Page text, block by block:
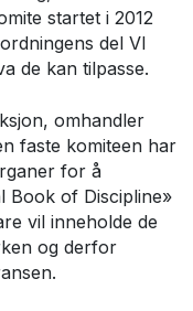
startet i 2012
del VI
de kan tilpasse.
omhandler
faste komiteen har
for å
Book of Discipline»
vil inneholde de
og derfor